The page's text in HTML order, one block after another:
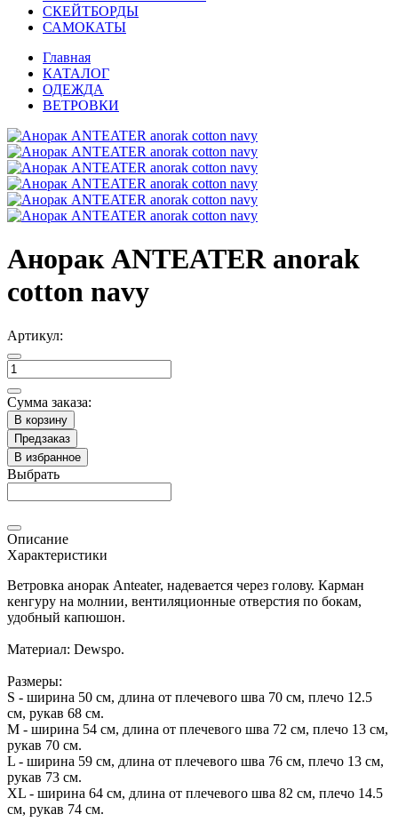
СКЕЙТБОРДЫ
САМОКАТЫ
Главная
КАТАЛОГ
ОДЕЖДА
ВЕТРОВКИ
Анорак ANTEATER anorak
cotton navy
Артикул:
Сумма заказа:
В корзину
Предзаказ
В избранное
Выбрать
Описание
Характеристики
Ветровка анорак Anteater, надевается через голову. Карман
кенгуру на молнии, вентиляционные отверстия по бокам,
удобный капюшон.
Материал: Dewspo.
Размеры:
S - ширина 50 см, длина от плечевого шва 70 см, плечо 12.5
см, рукав 68 см.
M - ширина 54 см, длина от плечевого шва 72 см, плечо 13 см,
рукав 70 см.
L - ширина 59 см, длина от плечевого шва 76 см, плечо 13 см,
рукав 73 см.
XL - ширина 64 см, длина от плечевого шва 82 см, плечо 14.5
см, рукав 74 см.